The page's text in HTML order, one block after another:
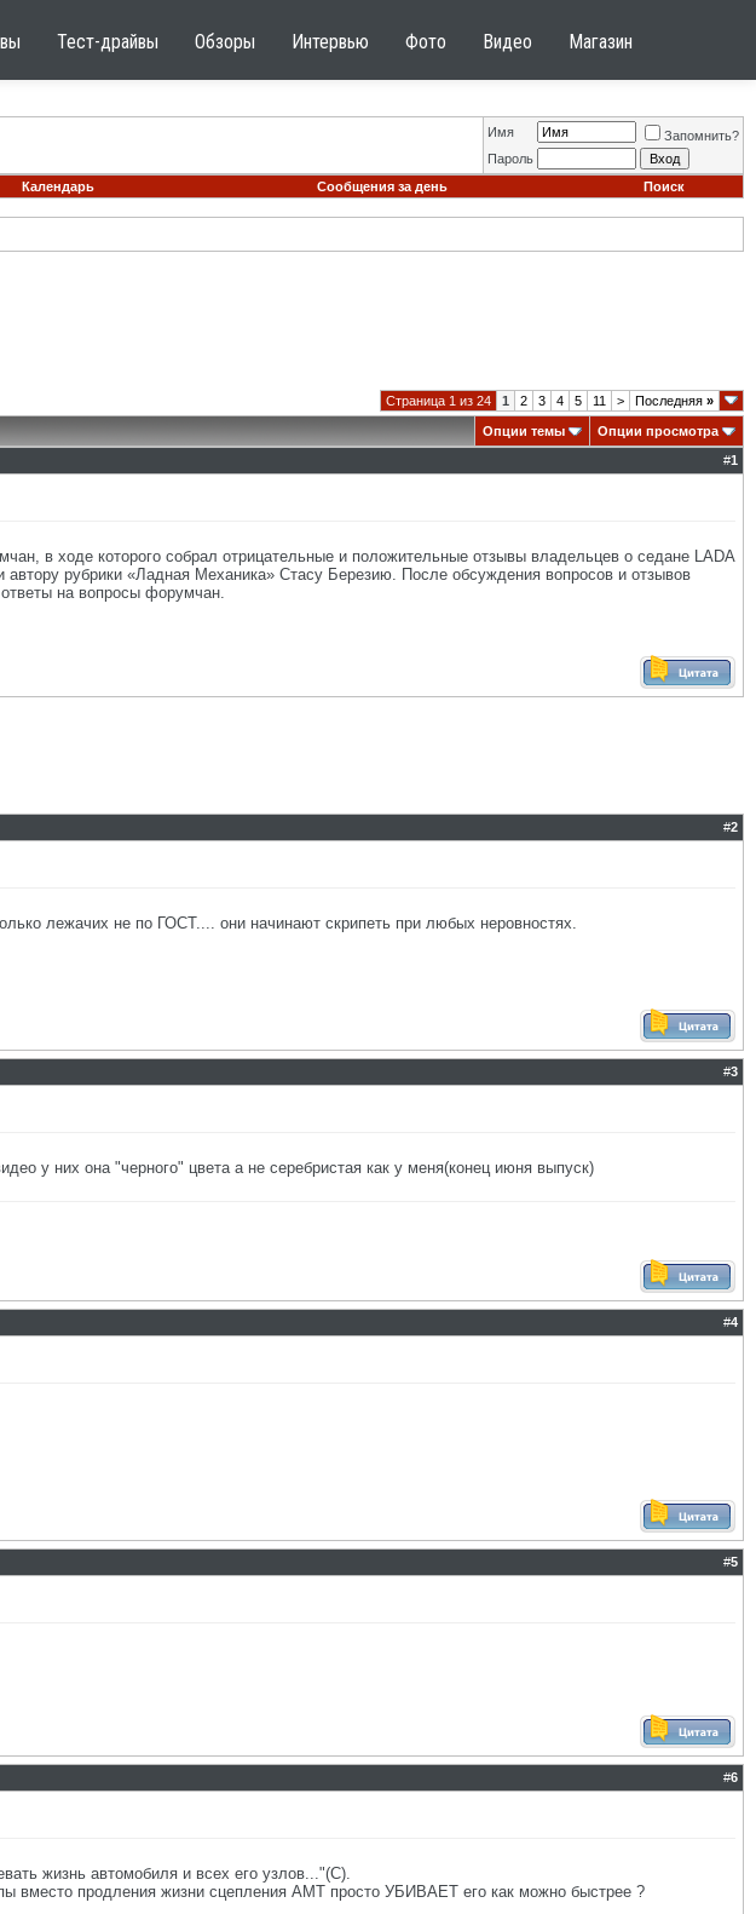
Тест-драйвы Обзоры Интервью Фото Видео Магазин
Имя
Запомнить?
Пароль
Календарь Сообщения за день Поиск
Страница 1 из 24 1 2 3 4 5 11 > Последняя »
Опции темы
Опции просмотра
#1
в ходе которого собрал отрицательные и положительные отзывы владельцев о седане LADA
рубрики «Ладная Механика» Стасу Березию. После обсуждения вопросов и отзывов
на вопросы форумчан.
#2
лежачих не по ГОСТ.... они начинают скрипеть при любых неровностях.
#3
у них она "черного" цвета а не серебристая как у меня(конец июня выпуск)
#4
#5
#6
жизнь автомобиля и всех его узлов..."(С).
вместо продления жизни сцепления АМТ просто УБИВАЕТ его как можно быстрее ?